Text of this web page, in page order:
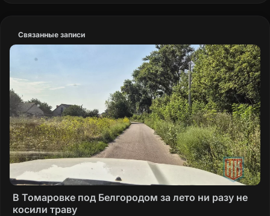
Связанные записи
В Томаровке под Белгородом за лето ни разу не
косили траву